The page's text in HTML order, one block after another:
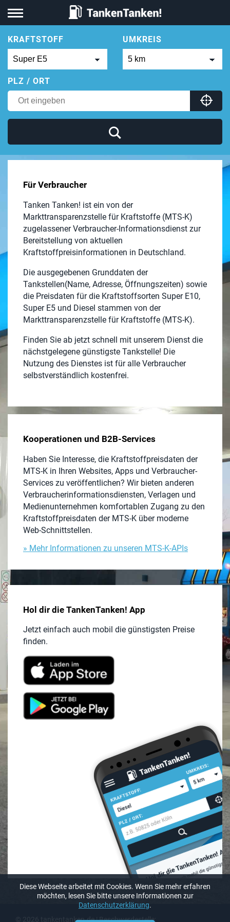
KRAFTSTOFF UMKREIS
PLZ / ORT
Für Verbraucher
Tanken Tanken! ist ein von der
Markttransparenzstelle für Kraftstoffe (MTS-K)
zugelassener Verbraucher-Informationsdienst zur
Bereitstellung von aktuellen
Kraftstoffpreisinformationen in Deutschland.
Die ausgegebenen Grunddaten der
Tankstellen(Name, Adresse, Öffnungszeiten) sowie
die Preisdaten für die Kraftstoffsorten Super E10,
Super E5 und Diesel stammen von der
Markttransparenzstelle für Kraftstoffe (MTS-K).
Finden Sie ab jetzt schnell mit unserem Dienst die
nächstgelegene günstigste Tankstelle! Die
Nutzung des Dienstes ist für alle Verbraucher
selbstverständlich kostenfrei.
Kooperationen und B2B-Services
Haben Sie Interesse, die Kraftstoffpreisdaten der
MTS-K in Ihren Websites, Apps und Verbraucher-
Services zu veröffentlichen? Wir bieten anderen
Verbraucherinformationsdiensten, Verlagen und
Medienunternehmen komfortablen Zugang zu den
Kraftstoffpreisdaten der MTS-K über moderne
Web-Schnittstellen.
» Mehr Informationen zu unseren MTS-K-APIs
Hol dir die TankenTanken! App
Jetzt einfach auch mobil die günstigsten Preise
finden.
© 2026 tankentanken.de | Beschwerdestelle:
Diese Webseite arbeitet mit Cookies. Wenn Sie mehr erfahren
möchten, lesen Sie bitte unsere Informationen zur
Datenschutzerklärung.